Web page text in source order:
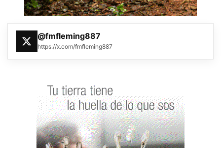
@fmfleming887
https://x.com/fmfleming887